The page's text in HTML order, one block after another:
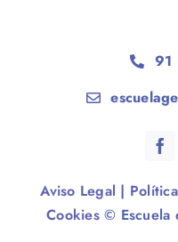
91
Aviso Legal |
Cookies© Escuela